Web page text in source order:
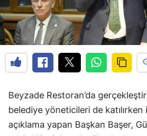
Hakkari
Beyzade Restoran’da
belediye yöneticileri de katılırken
açıklama yapan Başkan Başer,